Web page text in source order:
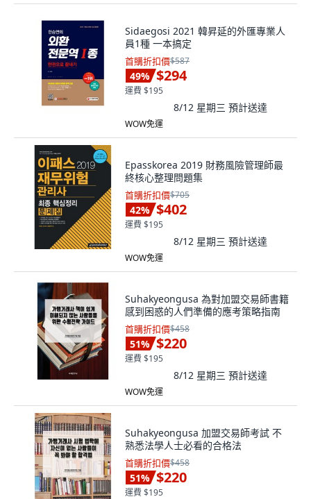
Sidaegosi 2021 韓昇延的外匯專業人
員1種 一本搞定
首購折扣價$587
49% $294
運費 $195
8/12 星期三 預計送達
WOW免運
Epasskorea 2019 財務風險管理師最
終核心整理問題集
首購折扣價$705
42% $402
運費 $195
8/12 星期三 預計送達
WOW免運
Suhakyeongusa 為對加盟交易師書籍
感到困惑的人們準備的應考策略指南
首購折扣價$458
51% $220
運費 $195
8/12 星期三 預計送達
WOW免運
Suhakyeongusa 加盟交易師考試 不
熟悉法學人士必看的合格法
首購折扣價$458
51% $220
運費 $195